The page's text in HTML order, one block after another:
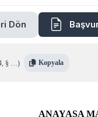
Dön
, § …) Kopyala